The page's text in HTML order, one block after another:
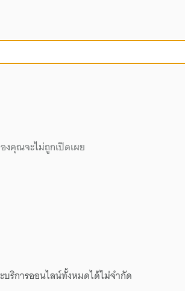
งคุณจะไม่ถูกเปิดเผย
บริการออนไลน์ทั้งหมดได้ไม่จำกัด